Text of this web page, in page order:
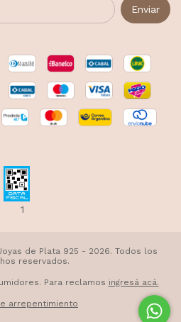
1
de Plata 925 - 2026. Todos los
reservados.
Para reclamos ingresá acá.
arrepentimiento